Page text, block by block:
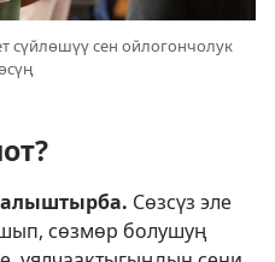
сүйлөшүү сен ойлогончолук
Сөзсүз эле
сөзмөр болушуң